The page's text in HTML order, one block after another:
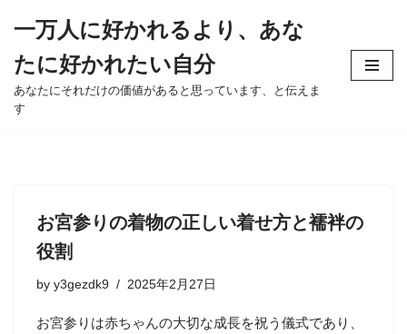
to
content
一万人に好かれるより、あな
たに好かれたい自分
あなたにそれだけの価値があると思っています、と伝えま
す
お宮参りの着物の正しい着せ方と襦袢の
役割
by y3gezdk9 2025年2月27日
お宮参りは赤ちゃんの大切な成長を祝う儀式であり、